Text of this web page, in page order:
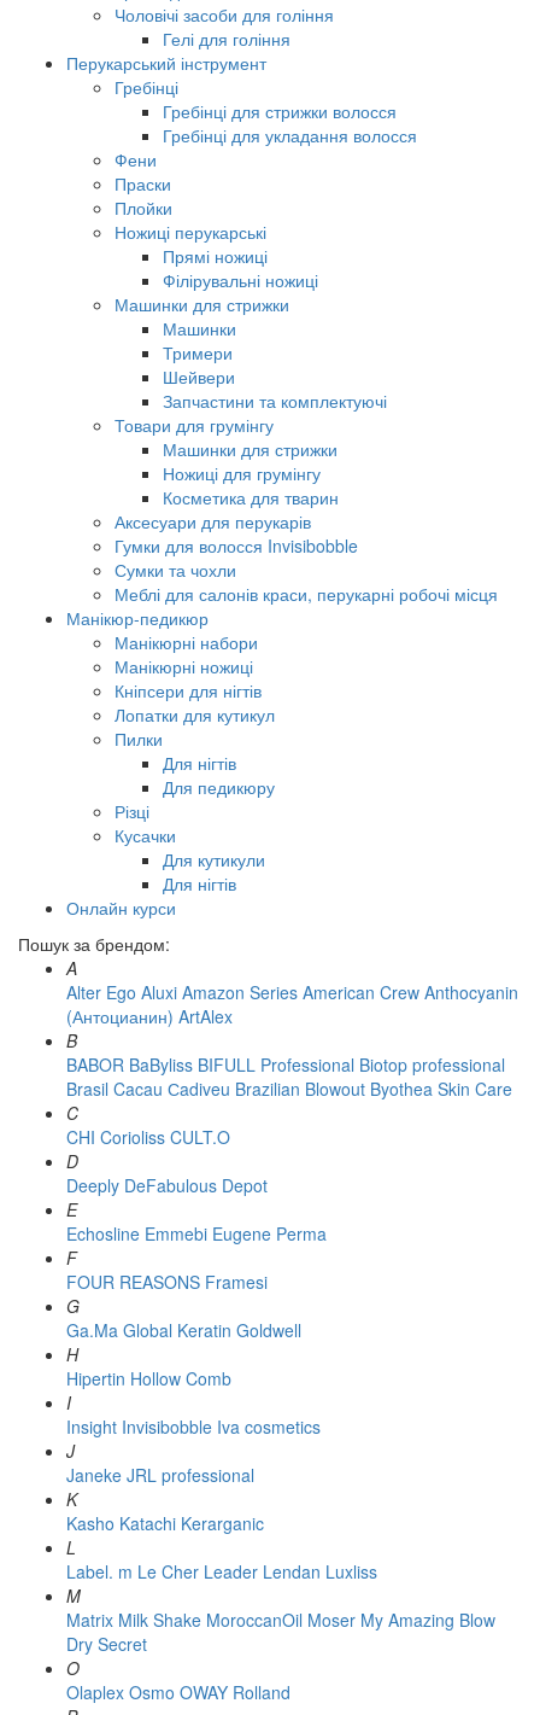
Чоловічі засоби для гоління
Гелі для гоління
Перукарський інструмент
Гребінці
Гребінці для стрижки волосся
Гребінці для укладання волосся
Фени
Праски
Плойки
Ножиці перукарські
Прямі ножиці
Філірувальні ножиці
Машинки для стрижки
Машинки
Тримери
Шейвери
Запчастини та комплектуючі
Товари для грумінгу
Машинки для стрижки
Ножиці для грумінгу
Косметика для тварин
Аксесуари для перукарів
Гумки для волосся Invisibobble
Сумки та чохли
Меблі для салонів краси, перукарні робочі місця
Манікюр-педикюр
Манікюрні набори
Манікюрні ножиці
Кніпсери для нігтів
Лопатки для кутикул
Пилки
Для нігтів
Для педикюру
Різці
Кусачки
Для кутикули
Для нігтів
Онлайн курси
Пошук за брендом:
A
Alter Ego Aluxi Amazon Series American Crew Anthocyanin
(Антоцианин) ArtAlex
B
BABOR BaByliss BIFULL Professional Biotop professional
Brasil Cacau Сadiveu Brazilian Blowout Byothea Skin Care
C
CHI Corioliss CULT.O
D
Deeply DeFabulous Depot
E
Echosline Emmebi Eugene Perma
F
FOUR REASONS Framesi
G
Ga.Ma Global Keratin Goldwell
H
Hipertin Hollow Comb
I
Insight Invisibobble Iva cosmetics
J
Janeke JRL professional
K
Kasho Katachi Kerarganic
L
Label. m Le Cher Leader Lendan Luxliss
M
Matrix Milk Shake MoroccanOil Moser My Amazing Blow
Dry Secret
O
Olaplex Osmo OWAY Rolland